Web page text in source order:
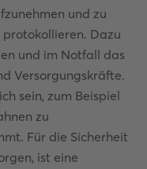
und zu
Dazu
und im Notfall das
Versorgungskräfte.
sein, zum Beispiel
zu
Für die Sicherheit
ist eine